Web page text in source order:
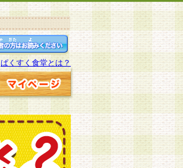
ぱくすく食堂とは？